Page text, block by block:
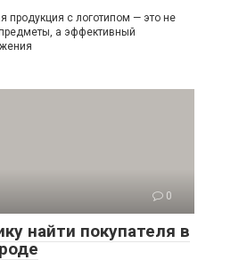
продукция с логотипом — это не
а эффективный
0
найти покупателя в